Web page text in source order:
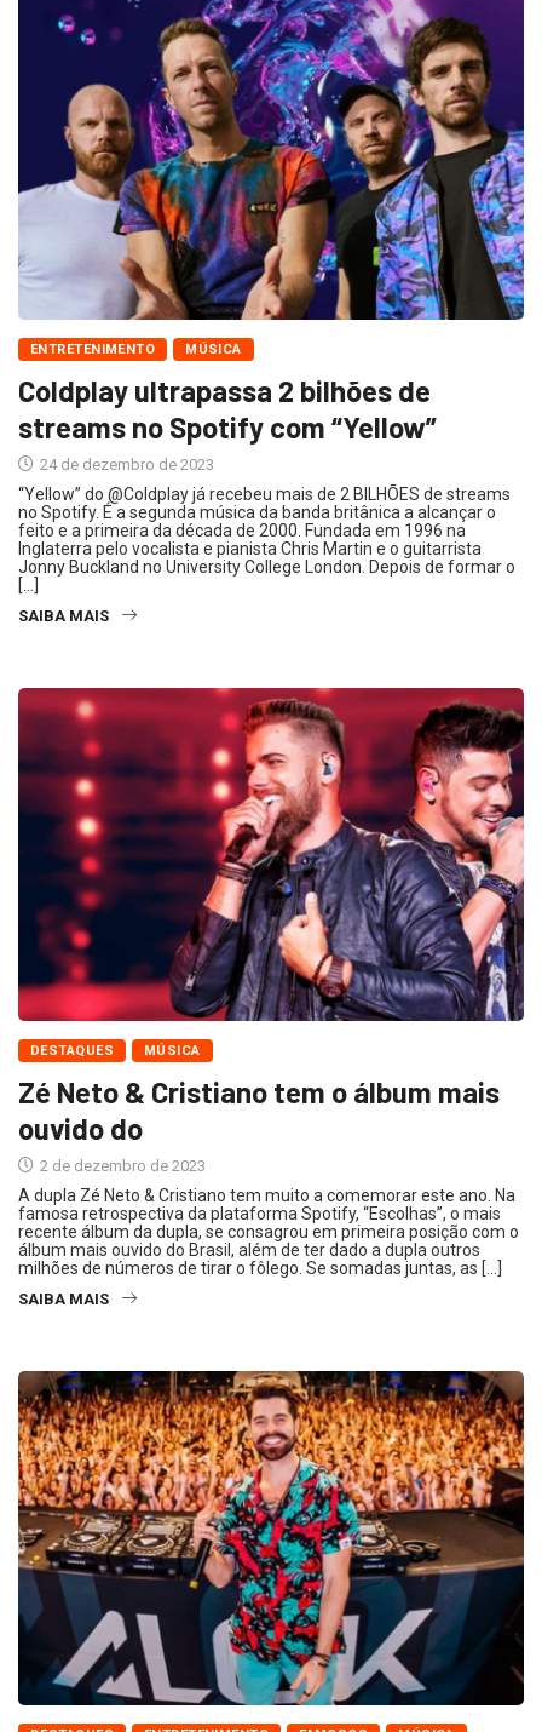
ENTRETENIMENTO MÚSICA
Coldplay ultrapassa 2 bilhões de
streams no Spotify com “Yellow”
24 de dezembro de 2023
“Yellow” do @Coldplay já recebeu mais de 2 BILHÕES de streams
no Spotify. É a segunda música da banda britânica a alcançar o
feito e a primeira da década de 2000. Fundada em 1996 na
Inglaterra pelo vocalista e pianista Chris Martin e o guitarrista
Jonny Buckland no University College London. Depois de formar o
[…]
SAIBA MAIS
DESTAQUES MÚSICA
Zé Neto & Cristiano tem o álbum mais
ouvido do
2 de dezembro de 2023
A dupla Zé Neto & Cristiano tem muito a comemorar este ano. Na
famosa retrospectiva da plataforma Spotify, “Escolhas”, o mais
recente álbum da dupla, se consagrou em primeira posição com o
álbum mais ouvido do Brasil, além de ter dado a dupla outros
milhões de números de tirar o fôlego. Se somadas juntas, as […]
SAIBA MAIS